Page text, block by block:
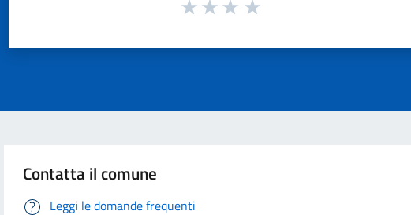
Contatta il comune
Leggi le domande frequenti